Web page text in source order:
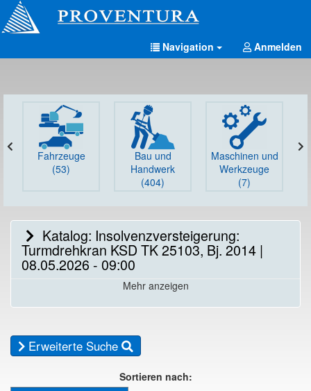
Navigation Anmelden
Fahrzeuge
(53)
Bau und
Handwerk
(404)
Maschinen und
Werkzeuge
(7)
Katalog: Insolvenzversteigerung:
Turmdrehkran KSD TK 25103, Bj. 2014 |
08.05.2026 - 09:00
Mehr anzeigen
Erweiterte Suche
Sortieren nach: